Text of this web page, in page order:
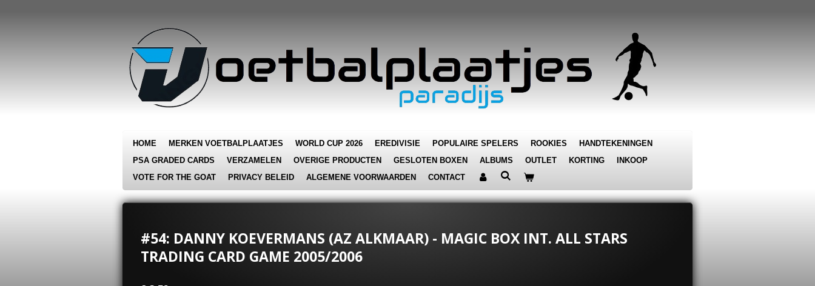
HOME MERKEN VOETBALPLAATJES WORLD CUP 2026 EREDIVISIE POPULAIRE SPELERS ROOKIES
HANDTEKENINGEN
PSA GRADED CARDS
VERZAMELEN OVERIGE PRODUCTEN GESLOTEN BOXEN ALBUMS OUTLET KORTING
INKOOP
VOTE FOR THE GOAT
PRIVACY BELEID ALGEMENE VOORWAARDEN CONTACT
#54: DANNY KOEVERMANS (AZ ALKMAAR) - MAGIC BOX INT. ALL STARS
TRADING CARD GAME 2005/2006